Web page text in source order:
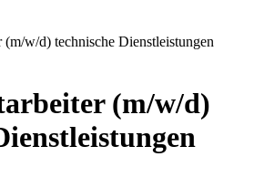
w/d) technische Dienstleistungen
(m/w/d)